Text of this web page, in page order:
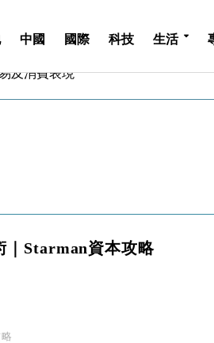
中國 國際 科技 生活
及消費表現
日圓干預創新高
緊張
47仙
及消費表現
損失近6900萬元
粦接任
｜Starman資本攻略